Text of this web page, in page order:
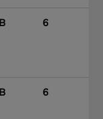
B 6
B 6